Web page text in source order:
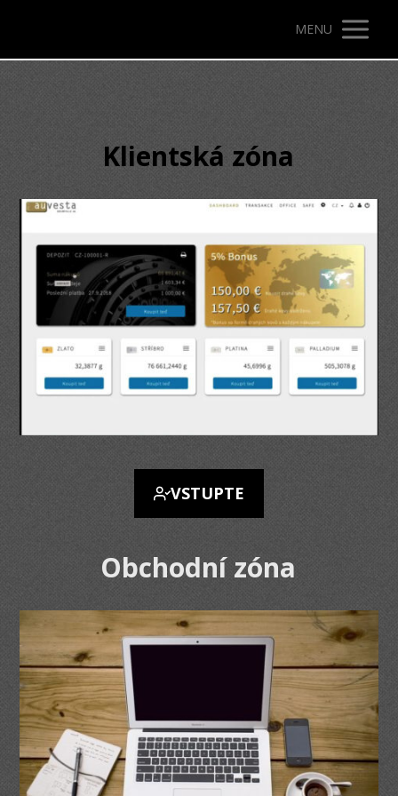
MENU
Klientská zóna
VSTUPTE
Obchodní zóna